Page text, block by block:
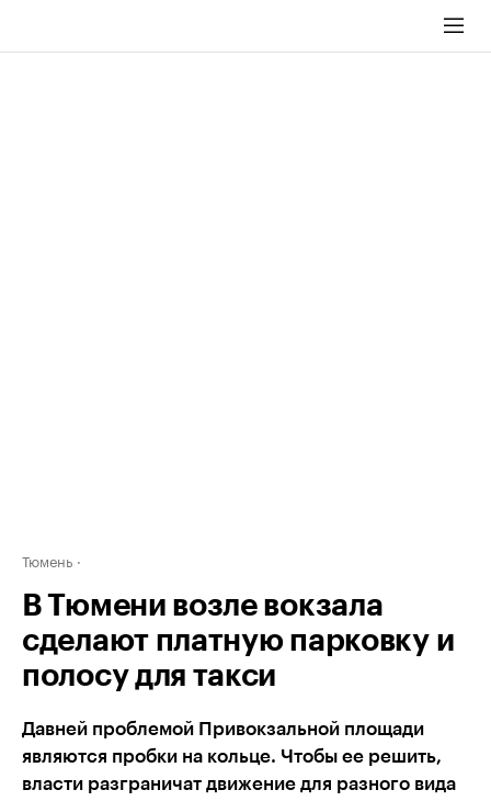
Тюмень
В Тюмени возле вокзала
сделают платную парковку и
полосу для такси
Давней проблемой Привокзальной площади
являются пробки на кольце. Чтобы ее решить,
власти разграничат движение для разного вида